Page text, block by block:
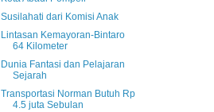
Susilahati dari Komisi Anak
Lintasan Kemayoran-Bintaro
64 Kilometer
Dunia Fantasi dan Pelajaran
Sejarah
Transportasi Norman Butuh Rp
4.5 juta Sebulan